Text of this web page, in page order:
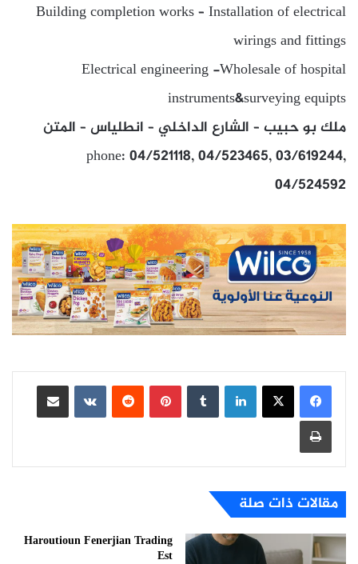
Building completion works – Installation of electrical
wirings and fittings
Electrical engineering -Wholesale of hospital
instruments&surveying equipts
ملك بو حبيب – الشارع الداخلي – انطلياس – المتن
phone: 04/521118, 04/523465, 03/619244,
04/524592
لينكدإن بينتيريست
مشاركة عبر البريد
طباعة
مقالات ذات صلة
Haroutioun Fenerjian Trading
Est